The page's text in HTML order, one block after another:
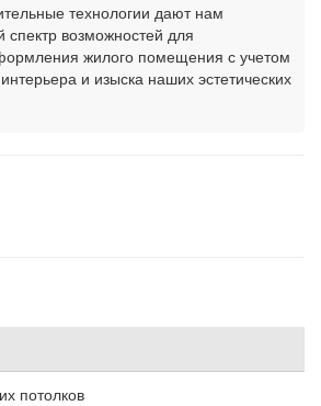
технологии дают нам
спектр возможностей для
жилого помещения с учетом
и изыска наших эстетических
потолков